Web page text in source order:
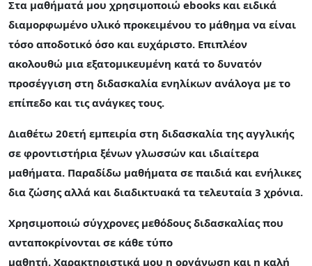
Στα μαθήματά μου χρησιμοποιώ ebooks και ειδικά
διαμορφωμένο υλικό προκειμένου το μάθημα να είναι
τόσο αποδοτικό όσο και ευχάριστο. Επιπλέον
ακολουθώ μια εξατομικευμένη κατά το δυνατόν
προσέγγιση στη διδασκαλία ενηλίκων ανάλογα με το
επίπεδο και τις ανάγκες τους.
Διαθέτω 20ετή εμπειρία στη διδασκαλία της αγγλικής
σε φροντιστήρια ξένων γλωσσών και ιδιαίτερα
μαθήματα. Παραδίδω μαθήματα σε παιδιά και ενήλικες
δια ζώσης αλλά και διαδικτυακά τα τελευταία 3 χρόνια.
Χρησιμοποιώ σύγχρονες μεθόδους διδασκαλίας που
ανταποκρίνονται σε κάθε τύπο
μαθητή. Χαρακτηριστικά μου η οργάνωση και η καλή